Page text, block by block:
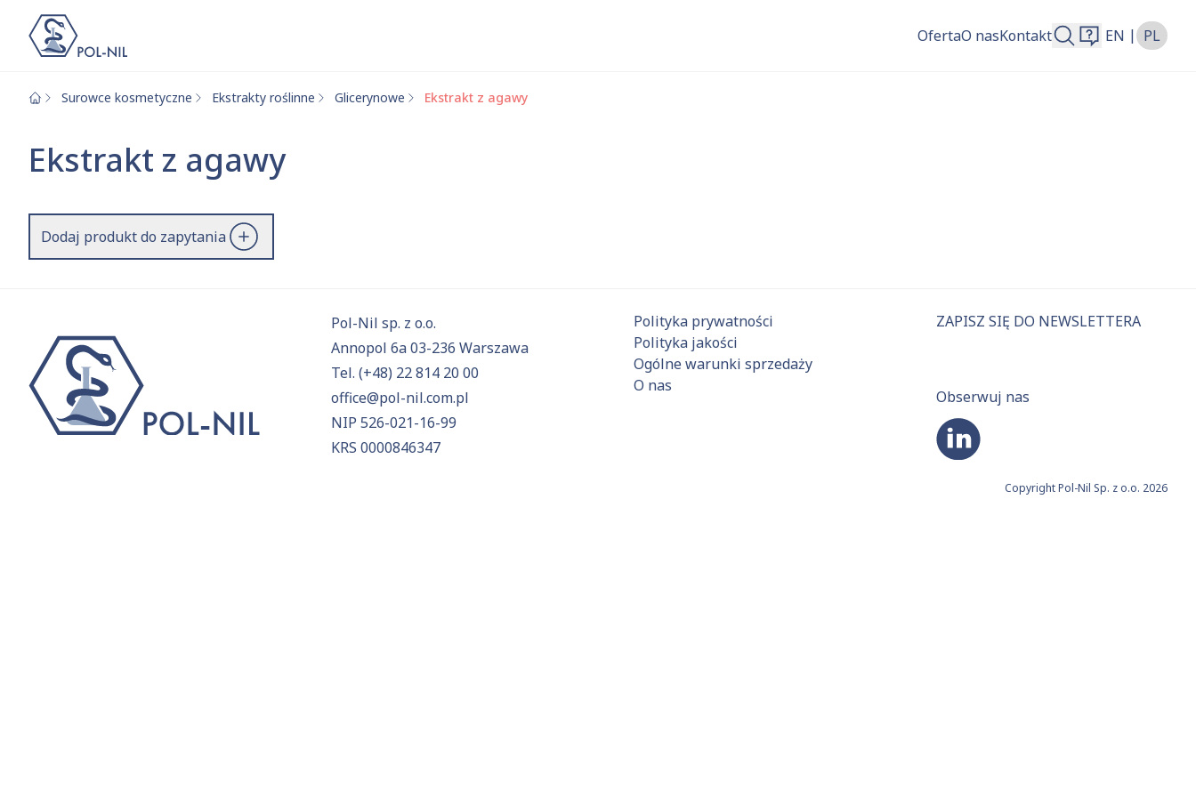
OfertaO nasKontakt EN | PL
Surowce kosmetyczne Ekstrakty roślinne Glicerynowe Ekstrakt z agawy
Ekstrakt z agawy
Dodaj produkt do zapytania
Pol-Nil sp. z o.o.
Annopol 6a 03-236 Warszawa
Tel. (+48) 22 814 20 00
office@pol-nil.com.pl
NIP 526-021-16-99
KRS 0000846347
Polityka prywatności
Polityka jakości
Ogólne warunki sprzedaży
O nas
ZAPISZ SIĘ DO NEWSLETTERA
Obserwuj nas
Copyright Pol-Nil Sp. z o.o. 2026